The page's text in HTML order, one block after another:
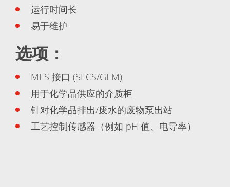
运行时间长
易于维护
选项：
MES 接口 (SECS/GEM)
用于化学品供应的介质柜
针对化学品排出/废水的废物泵出站
工艺控制传感器（例如 pH 值、电导率）